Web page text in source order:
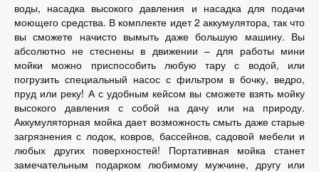
воды, насадка высокого давления и насадка для подачи
моющего средства. В комплекте идет 2 аккумулятора, так что
вы сможете начисто вымыть даже большую машину. Вы
абсолютно не стеснены в движении – для работы мини
мойки можно приспособить любую тару с водой, или
погрузить специальный насос с фильтром в бочку, ведро,
пруд или реку! А с удобным кейсом вы сможете взять мойку
высокого давления с собой на дачу или на природу.
Аккумуляторная мойка дает возможность смыть даже старые
загрязнения с лодок, ковров, бассейнов, садовой мебели и
любых других поверхностей! Портативная мойка станет
замечательным подарком любимому мужчине, другу или